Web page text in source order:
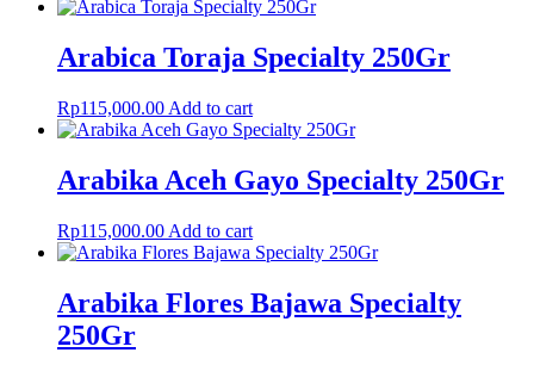
Arabica Toraja Specialty 250Gr
Rp115,000.00 Add to cart
Arabika Aceh Gayo Specialty 250Gr
Rp115,000.00 Add to cart
Arabika Flores Bajawa Specialty
250Gr